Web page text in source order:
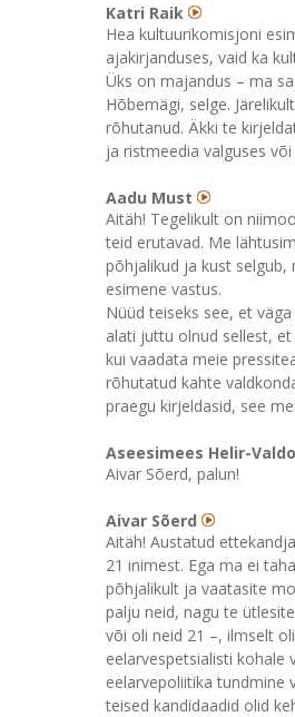
Katri Raik
Hea kultuurikomisjoni
ajakirjanduses, vaid ka
Üks on majandus – ma
Hõbemägi, selge.
rõhutanud. Äkki te
ja ristmeedia valguses
Aadu Must
Aitäh! Tegelikult on
teid erutavad. Me
põhjalikud ja kust selgub,
esimene vastus.
Nüüd teiseks see, et
alati juttu olnud sellest,
kui vaadata meie
rõhutatud kahte
praegu kirjeldasid, see
Aseesimees Helir-
Aivar Sõerd, palun!
Aivar Sõerd
Aitäh! Austatud
21 inimest. Ega ma ei
põhjalikult ja vaatasite
palju neid, nagu te
või oli neid 21 –, ilmselt
eelarvespetsialisti kohale
eelarvepoliitika tundmine
teised kandidaadid olid